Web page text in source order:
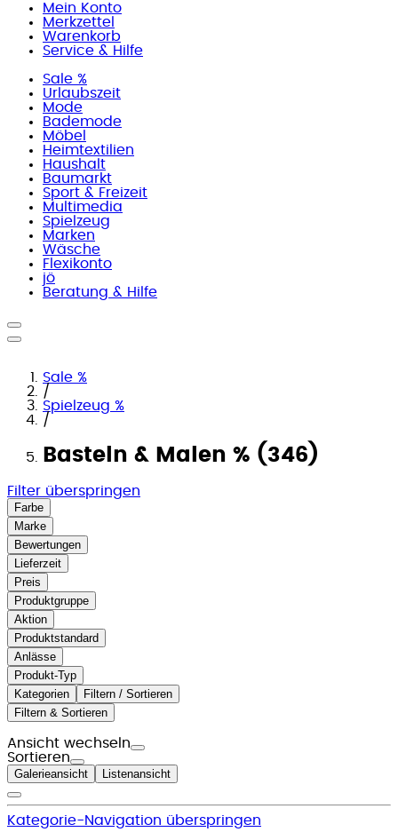
Mein Konto
Merkzettel
Warenkorb
Service & Hilfe
Sale %
Urlaubszeit
Mode
Bademode
Möbel
Heimtextilien
Haushalt
Baumarkt
Sport & Freizeit
Multimedia
Spielzeug
Marken
Wäsche
Flexikonto
jö
Beratung & Hilfe
Sale %
/
Spielzeug %
/
Basteln & Malen % (346)
Filter überspringen
Farbe
Marke
Bewertungen
Lieferzeit
Preis
Produktgruppe
Aktion
Produktstandard
Anlässe
Produkt-Typ
Kategorien
Filtern / Sortieren
Filtern & Sortieren
Ansicht wechseln
Sortieren
Galerieansicht Listenansicht
Kategorie-Navigation überspringen